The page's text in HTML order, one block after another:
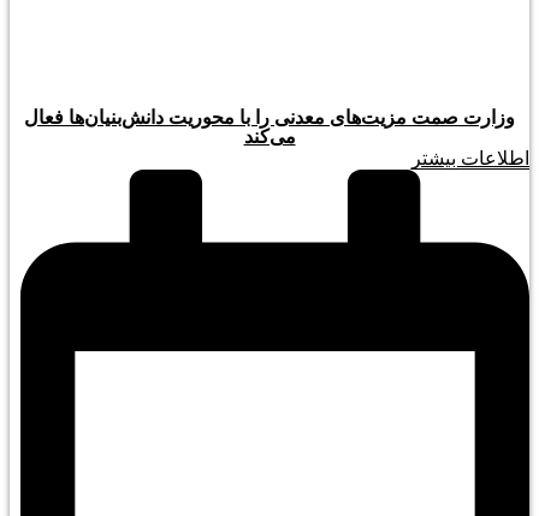
وزارت صمت مزیت‌های معدنی را با محوریت دانش‌بنیان‌ها فعال
می‌کند
اطلاعات بیشتر